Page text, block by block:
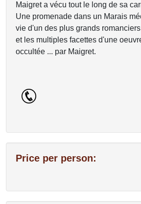
Maigret a vécu tout le long de sa
Une promenade dans un Marais
vie d'un des plus grands
et les multiples facettes d'une
occultée ... par Maigret.
Price per person: